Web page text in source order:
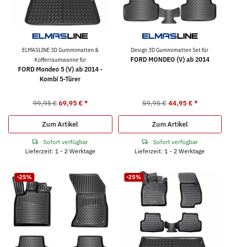
ELMASLINE 3D Gummimatten &
Kofferraumwanne für
FORD Mondeo 5 (V) ab 2014 -
Kombi 5-Türer
99,95 € 69,95 €*
Zum Artikel
Sofort verfügbar
Lieferzeit: 1 - 2 Werktage
Design 3D Gummimatten Set für
FORD MONDEO (V) ab 2014
59,95 € 44,95 €*
Zum Artikel
Sofort verfügbar
Lieferzeit: 1 - 2 Werktage
-25% -25%